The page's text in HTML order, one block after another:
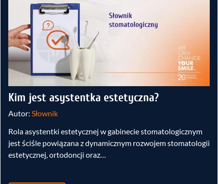
Kim jest asystentka estetyczna?
Autor: Słownik
Rola asystentki estetycznej w gabinecie stomatologicznym
jest ściśle powiązana z dynamicznym rozwojem stomatologii
estetycznej, ortodoncji oraz…